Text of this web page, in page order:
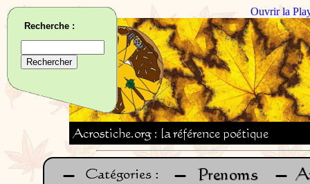
Ouvrir la
Recherche :